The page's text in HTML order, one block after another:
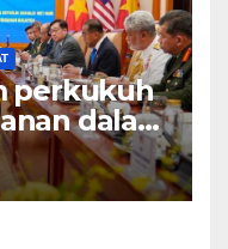
perkukuh
dalam
–